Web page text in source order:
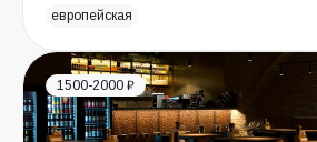
европейская
1500-2000 ₽